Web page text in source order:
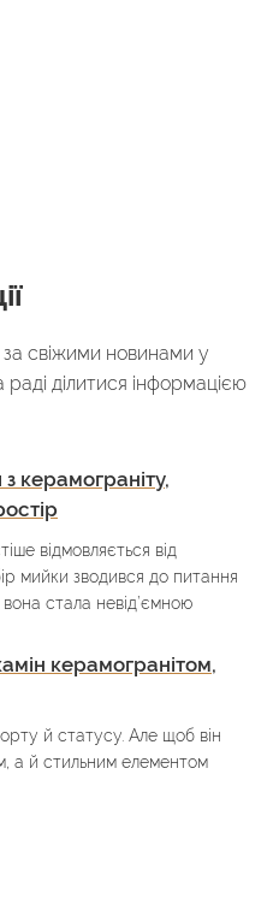
свіжими новинами у
ділитися інформацією
керамограніту,
відмовляється від
мийки зводився до питання
вона стала невід’ємною
керамогранітом,
й статусу. Але щоб він
а й стильним елементом